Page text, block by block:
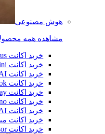
هوش مصنوعی
مشاهده همه
خرید اکانت ChatGPT Plus
خرید اکانت Gemini
خرید اکانت Claude AI
خرید اکانت Grok
خرید اکانت Runway
خرید اکانت Suno
خرید اکانت Hailuo AI
خرید اکانت
خرید اکانت Cursor